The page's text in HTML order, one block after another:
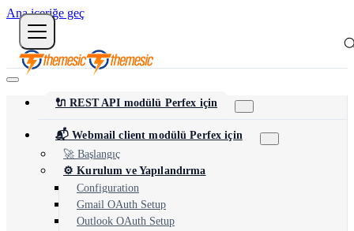
Ana içeriğe geç
🔌 REST API modülü Perfex için
📬 Webmail client modülü Perfex için
🚀 Başlangıç
⚙️ Kurulum ve Yapılandırma
Configuration
Gmail OAuth Setup
Outlook OAuth Setup